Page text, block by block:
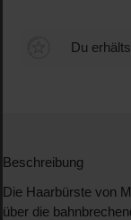
Du
Beschreibung
Die Haarbürste von
über die